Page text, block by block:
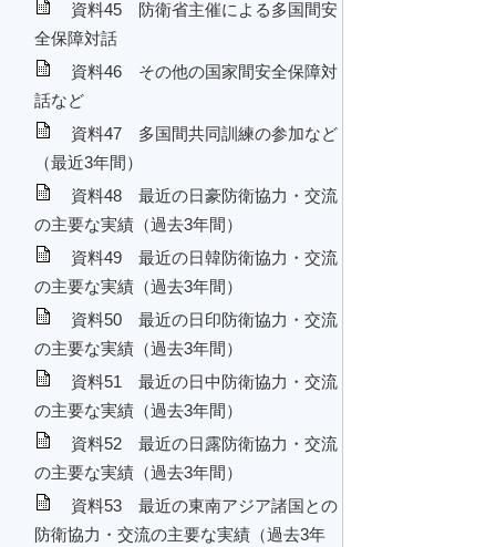
資料45 防衛省主催による多国間安
全保障対話
資料46 その他の国家間安全保障対
話など
資料47 多国間共同訓練の参加など
（最近3年間）
資料48 最近の日豪防衛協力・交流
の主要な実績（過去3年間）
資料49 最近の日韓防衛協力・交流
の主要な実績（過去3年間）
資料50 最近の日印防衛協力・交流
の主要な実績（過去3年間）
資料51 最近の日中防衛協力・交流
の主要な実績（過去3年間）
資料52 最近の日露防衛協力・交流
の主要な実績（過去3年間）
資料53 最近の東南アジア諸国との
防衛協力・交流の主要な実績（過去3年